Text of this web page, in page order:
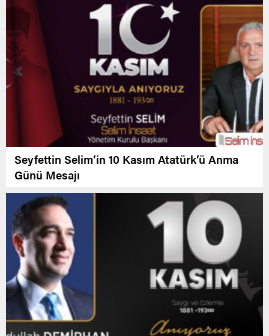
Seyfettin Selim’in 10 Kasım Atatürk’ü Anma
Günü Mesajı